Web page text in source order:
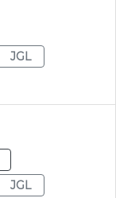
JGL
JGL